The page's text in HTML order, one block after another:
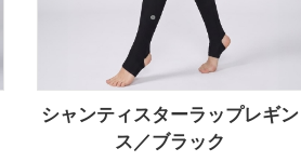
シャンティスターラップレギン
ス／ブラック